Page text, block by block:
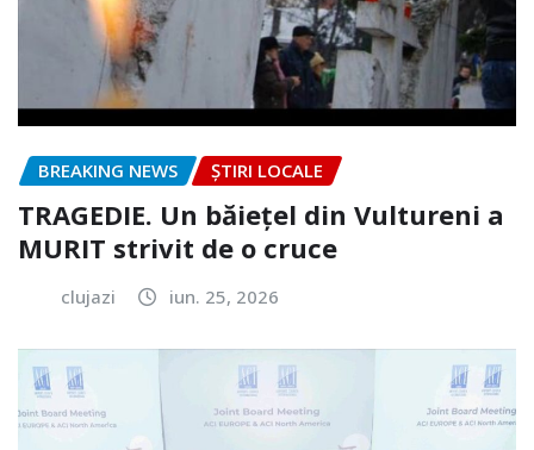
BREAKING NEWS ȘTIRI LOCALE
TRAGEDIE. Un băiețel din Vultureni a
MURIT strivit de o cruce
clujazi iun. 25, 2026